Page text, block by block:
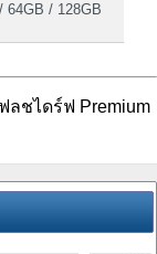
64GB / 128GB
ลชไดร์ฟ Premium